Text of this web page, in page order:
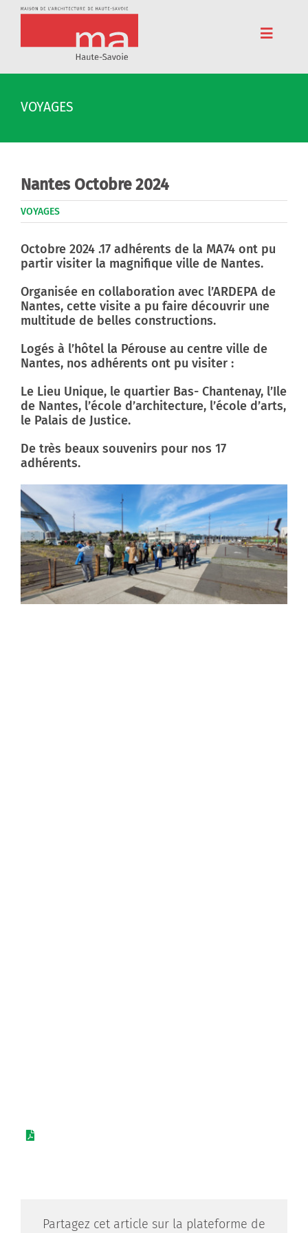
Passer
Toggle
Accueil
Cinéma
Pédagogie
Voyages
L’association
VOYAGES
Nantes Octobre 2024
VOYAGES
Octobre 2024 .17 adhérents de la MA74 ont pu
partir visiter la magnifique ville de Nantes.
Organisée en collaboration avec l’ARDEPA de
Nantes, cette visite a pu faire découvrir une
multitude de belles constructions.
Logés à l’hôtel la Pérouse au centre ville de
Nantes, nos adhérents ont pu visiter :
Le Lieu Unique, le quartier Bas- Chantenay, l’Ile
de Nantes, l’école d’architecture, l’école d’arts,
le Palais de Justice.
De très beaux souvenirs pour nos 17
adhérents.
Partagez cet article sur la plateforme de